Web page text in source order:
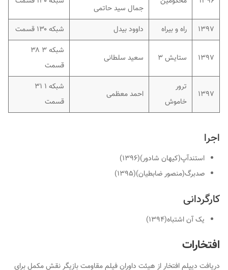
جمال سید حاتمی
۱۳۹۷ راه و بیراه داوود بیدل شبکه ۱۳۰ قسمت
۱۳۹۷ ستایش ۳ سعید سلطانی
شبکه ۳ ۳۸
قسمت
۱۳۹۷
ترور
خاموش
احمد معظمی
شبکه ۱ ۳۱
قسمت
اجرا
استندآپ(کیهان شادور)(۱۳۹۶)
صدبرگ(منصور ضابطیان)(۱۳۹۵)
کارگردانی
یک آن اشتباه(۱۳۹۴)
افتخارات
دریافت دیپلم افتخار از هیئت داوران فیلم مقاومت بازیگر نقش مکمل برای